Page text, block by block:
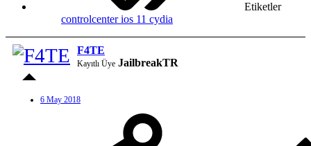
Etiketler
controlcenter ios 11 cydia
F4TE
Kayıtlı Üye JailbreakTR
6 May 2018